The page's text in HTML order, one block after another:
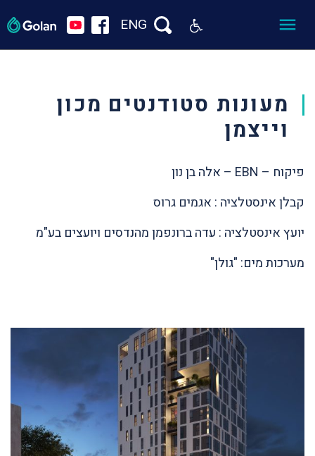
ENG
מעונות סטודנטים מכון
וייצמן
פיקוח – EBN – אלה בן נון
קבלן אינסטלציה : אגמים גרוס
יועץ אינסטלציה : עדה ברונפמן מהנדסים ויועצים בע"מ
מערכות מים: "גולן"